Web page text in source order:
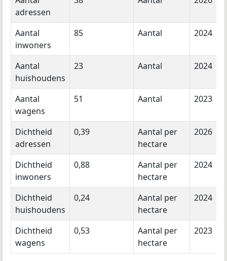
adressen
Aantal
inwoners
85 Aantal 2024
Aantal
huishoudens
23 Aantal 2024
Aantal
wagens
51 Aantal 2023
Dichtheid
adressen
0,39
Aantal per
hectare
2026
Dichtheid
inwoners
0,88
Aantal per
hectare
2024
Dichtheid
huishoudens
0,24
Aantal per
hectare
2024
Dichtheid
wagens
0,53
Aantal per
hectare
2023